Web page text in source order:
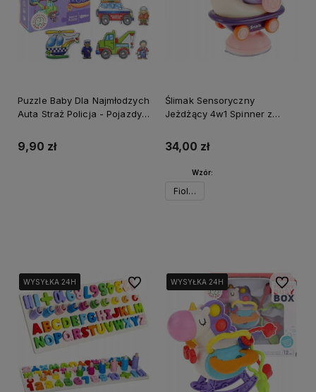
Puzzle Baby Dla Najmłodzych
Auta Straż Policja - Pojazdy
9,90 zł
Ślimak Sensoryczny
Jeżdżący 4w1 Spinner z
34,00 zł
Wzór:
Fioletowy
WYSYŁKA 24H
WYSYŁKA 24H
WYSYŁKA 24H Do ulubionychWYSYŁKA 24H
WYSYŁKA 24H
WYSYŁKA 24H Do